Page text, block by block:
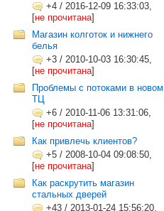
+4 / 2016-12-09 16:33:03,
[не прочитана]
Магазин колготок и нижнего
белья
+3 / 2010-10-03 16:30:45,
[не прочитана]
Проблемы с потоками в новом
ТЦ
+6 / 2010-11-06 13:31:06,
[не прочитана]
Как привлечь клиентов?
+5 / 2008-10-04 09:08:50,
[не прочитана]
Как раскрутить магазин
стальных дверей
+43 / 2013-01-24 15:56:20,